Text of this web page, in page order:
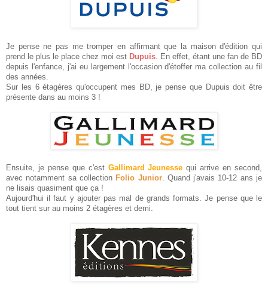
Je pense ne pas me tromper en affirmant que la maison d'édition qui
prend le plus le place chez moi est Dupuis . En effet, étant une fan de BD
depuis l'enfance, j'ai eu largement l'occasion d'étoffer ma collection au fil
des années.
Sur les 6 étagères qu'occupent mes BD, je pense que Dupuis doit être
présente dans au moins 3 !
Ensuite, je pense que c'est Gallimard Jeunesse qui arrive en second,
avec notamment sa collection Folio Junior. Quand j'avais 10-12 ans je
ne lisais quasiment que ça !
Aujourd'hui il faut y ajouter pas mal de grands formats. Je pense que le
tout tient sur au moins 2 étagères et demi.